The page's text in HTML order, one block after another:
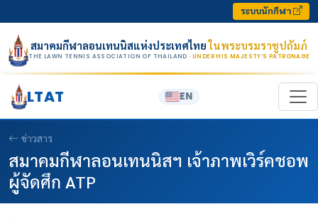
ระบบนักกีฬา
สมาคมกีฬาลอนเทนนิสแห่งประเทศไทยในพระบรมราชูปถัมภ์
THE LAWN TENNIS ASSOCIATION OF THAILAND · UNDER HIS MAJESTY’S PATRONAGE
LTAT EN
ข่าวสาร
สมาคมกีฬาลอนเทนนิสฯ เจ้าภาพเวิร์คชอพ
ผู้จัดศึก ATP